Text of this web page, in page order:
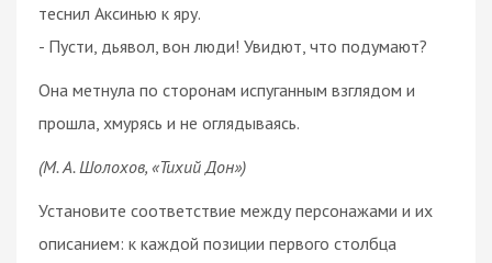
теснил Аксинью к яру.
- Пусти, дьявол, вон люди! Увидют, что подумают?
Она метнула по сторонам испуганным взглядом и
прошла, хмурясь и не оглядываясь.
(М. А. Шолохов, «Тихий Дон»)
Установите соответствие между персонажами и их
описанием: к каждой позиции первого столбца